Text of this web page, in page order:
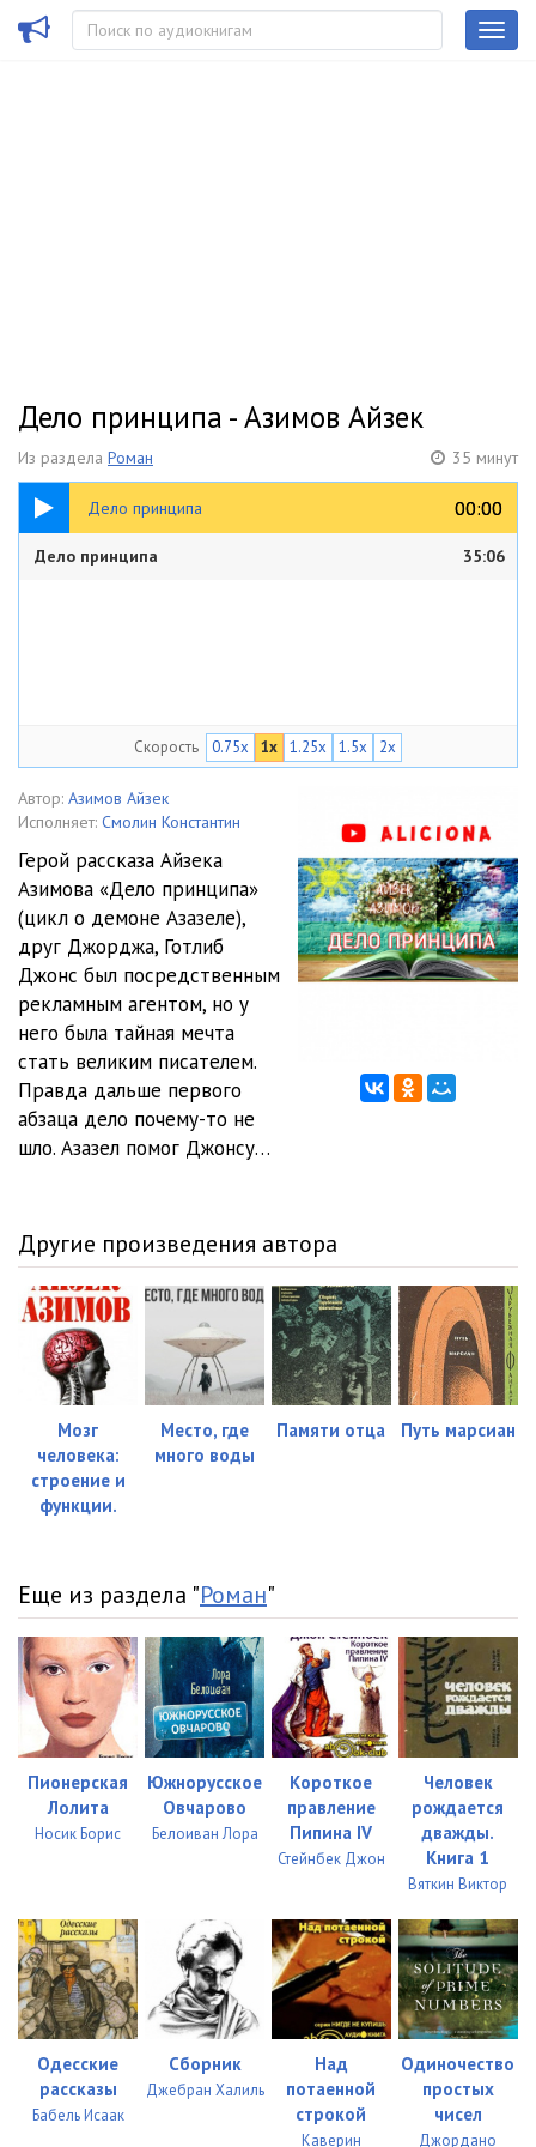
Дело принципа - Азимов Айзек
Из раздела Роман 35 минут
Дело принципа 00:00
00:00
35:06
Дело принципа 35:06
Скорость 0.75x 1x 1.25x 1.5x 2x
Автор: Азимов Айзек
Исполняет: Смолин Константин
Герой рассказа Айзека
Азимова «Дело принципа»
(цикл о демоне Азазеле),
друг Джорджа, Готлиб
Джонс был посредственным
рекламным агентом, но у
него была тайная мечта
стать великим писателем.
Правда дальше первого
абзаца дело почему-то не
шло. Азазел помог Джонсу…
Другие произведения автора
Мозг
человека:
строение и
функции.
Место, где
много воды
Памяти отца Путь марсиан
Еще из раздела "Роман"
Пионерская
Лолита
Носик Борис
Южнорусское
Овчарово
Белоиван Лора
Короткое
правление
Пипина IV
Стейнбек Джон
Человек
рождается
дважды.
Книга 1
Вяткин Виктор
Одесские
рассказы
Бабель Исаак
Сборник
Джебран Халиль
Над
потаенной
строкой
Каверин
Одиночество
простых
чисел
Джордано